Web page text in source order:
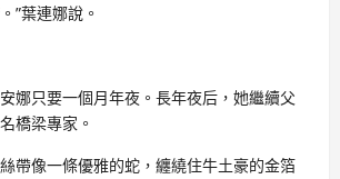
”葉連娜說。
娜只要一個月年夜。長年夜后，她繼續父
橋梁專家。
帶像一條優雅的蛇，纏繞住牛土豪的金箔